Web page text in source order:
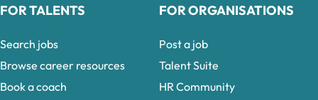
FOR TALENTS
Search jobs
Browse career resources
Book a coach
FOR ORGANISATIONS
Post a job
Talent Suite
HR Community